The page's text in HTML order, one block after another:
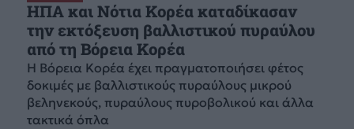
ΗΠΑ και Νότια Κορέα καταδίκασαν
την εκτόξευση βαλλιστικού πυραύλου
από τη Βόρεια Κορέα
Η Βόρεια Κορέα έχει πραγματοποιήσει φέτος
δοκιμές με βαλλιστικούς πυραύλους μικρού
βεληνεκούς, πυραύλους πυροβολικού και άλλα
τακτικά όπλα